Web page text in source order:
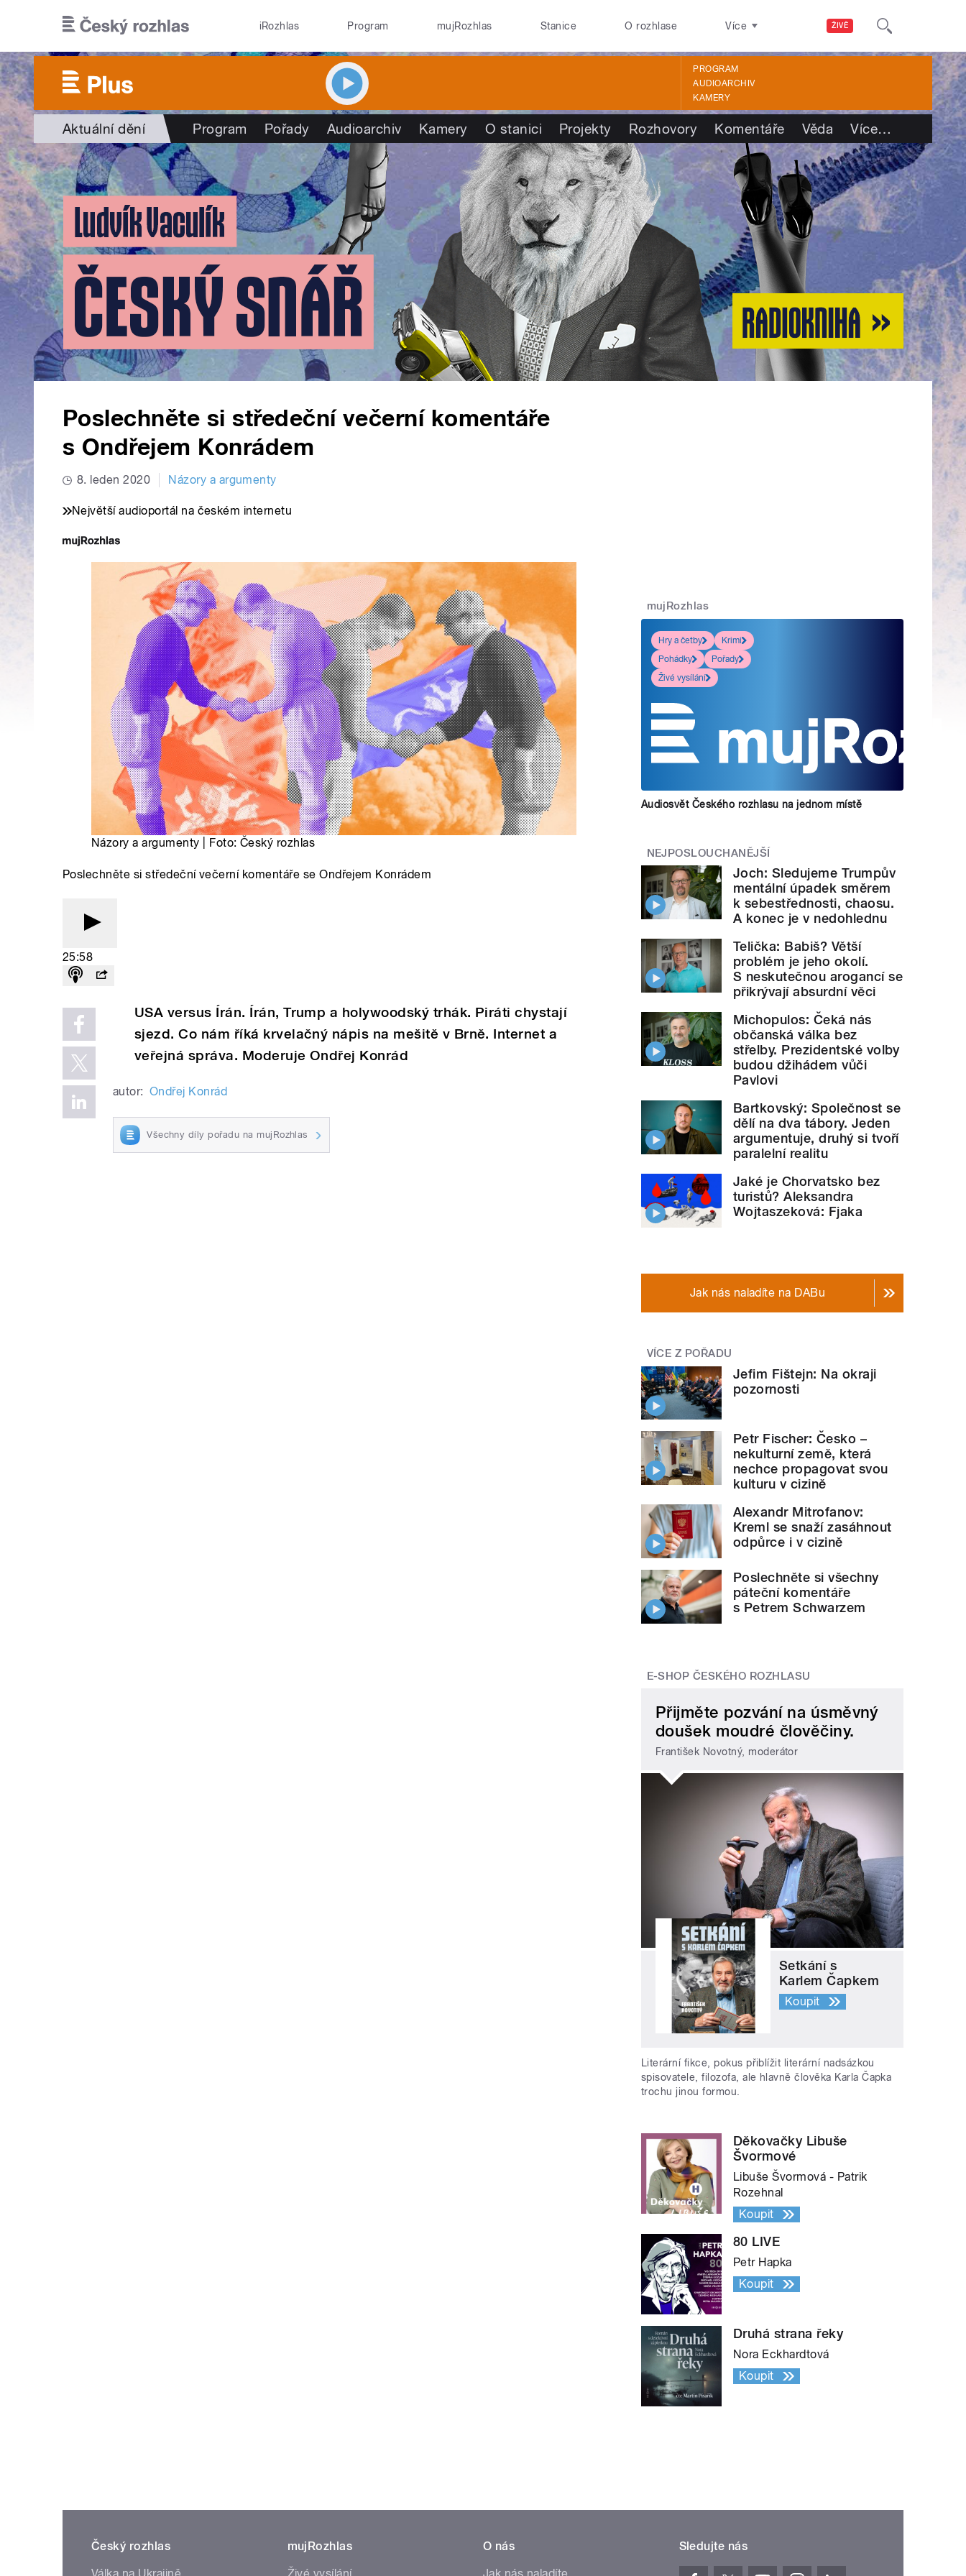
ŽIVĚ
iRozhlas Program mujRozhlas Stanice O rozhlase Více
PROGRAM
AUDIOARCHIV
KAMERY
Aktuální dění Program Pořady Audioarchiv Kamery O stanici Projekty Rozhovory Komentáře Věda Více…
Poslechněte si středeční večerní komentáře
s Ondřejem Konrádem
8. leden 2020 Názory a argumenty
Největší audioportál na českém internetu
Názory a argumenty | Foto: Český rozhlas
Poslechněte si středeční večerní komentáře se Ondřejem Konrádem
25:58
USA versus Írán. Írán, Trump a holywoodský trhák. Piráti chystají
sjezd. Co nám říká krvelačný nápis na mešitě v Brně. Internet a
veřejná správa. Moderuje Ondřej Konrád
autor: Ondřej Konrád
Všechny díly pořadu na mujRozhlas
mujRozhlas
Hry a četby
Krimi
Pohádky
Pořady
Živé vysílání
Audiosvět Českého rozhlasu na jednom místě
NEJPOSLOUCHANĚJŠÍ
Joch: Sledujeme Trumpův
mentální úpadek směrem
k sebestřednosti, chaosu.
A konec je v nedohlednu
Telička: Babiš? Větší
problém je jeho okolí.
S neskutečnou arogancí se
přikrývají absurdní věci
Michopulos: Čeká nás
občanská válka bez
střelby. Prezidentské volby
budou džihádem vůči
Pavlovi
Bartkovský: Společnost se
dělí na dva tábory. Jeden
argumentuje, druhý si tvoří
paralelní realitu
Jaké je Chorvatsko bez
turistů? Aleksandra
Wojtaszeková: Fjaka
Jak nás naladíte na DABu
VÍCE Z POŘADU
Jefim Fištejn: Na okraji
pozornosti
Petr Fischer: Česko –
nekulturní země, která
nechce propagovat svou
kulturu v cizině
Alexandr Mitrofanov:
Kreml se snaží zasáhnout
odpůrce i v cizině
Poslechněte si všechny
páteční komentáře
s Petrem Schwarzem
E-SHOP ČESKÉHO ROZHLASU
Přijměte pozvání na úsměvný
doušek moudré člověčiny.
František Novotný, moderátor
Setkání s
Karlem Čapkem
Koupit
Literární fikce, pokus přiblížit literární nadsázkou
spisovatele, filozofa, ale hlavně člověka Karla Čapka
trochu jinou formou.
Děkovačky Libuše
Švormové
Libuše Švormová - Patrik
Rozehnal
Koupit
80 LIVE
Petr Hapka
Koupit
Druhá strana řeky
Nora Eckhardtová
Koupit
Český rozhlas
mujRozhlas
O nás
Sledujte nás